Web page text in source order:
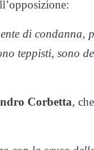
di condanna,
teppisti, sono
Corbetta,